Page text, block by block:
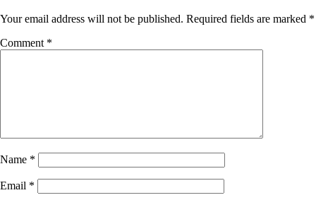
Your email address will not be published. Required fields are marked *
Comment *
Name *
Email *